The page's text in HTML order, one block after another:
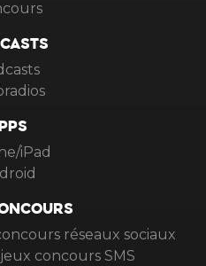
iPad
réseaux sociaux
concours SMS